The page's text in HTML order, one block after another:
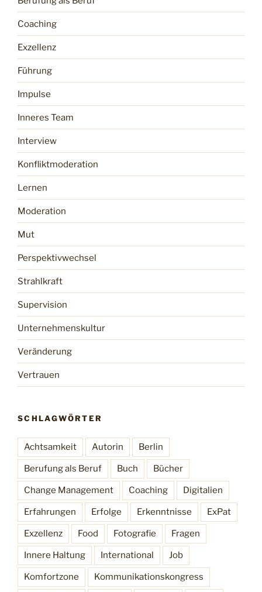
Coaching
Exzellenz
Führung
Impulse
Inneres Team
Interview
Konfliktmoderation
Lernen
Moderation
Mut
Perspektivwechsel
Strahlkraft
Supervision
Unternehmenskultur
Veränderung
Vertrauen
SCHLAGWÖRTER
Achtsamkeit Autorin Berlin
Berufung als Beruf Buch Bücher
Change Management Coaching Digitalien
Erfahrungen Erfolge Erkenntnisse ExPat
Exzellenz Food Fotografie Fragen
Innere Haltung International Job
Komfortzone Kommunikationskongress